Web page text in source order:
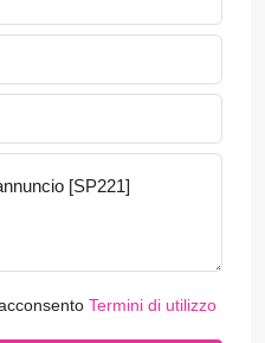
Termini di utilizzo